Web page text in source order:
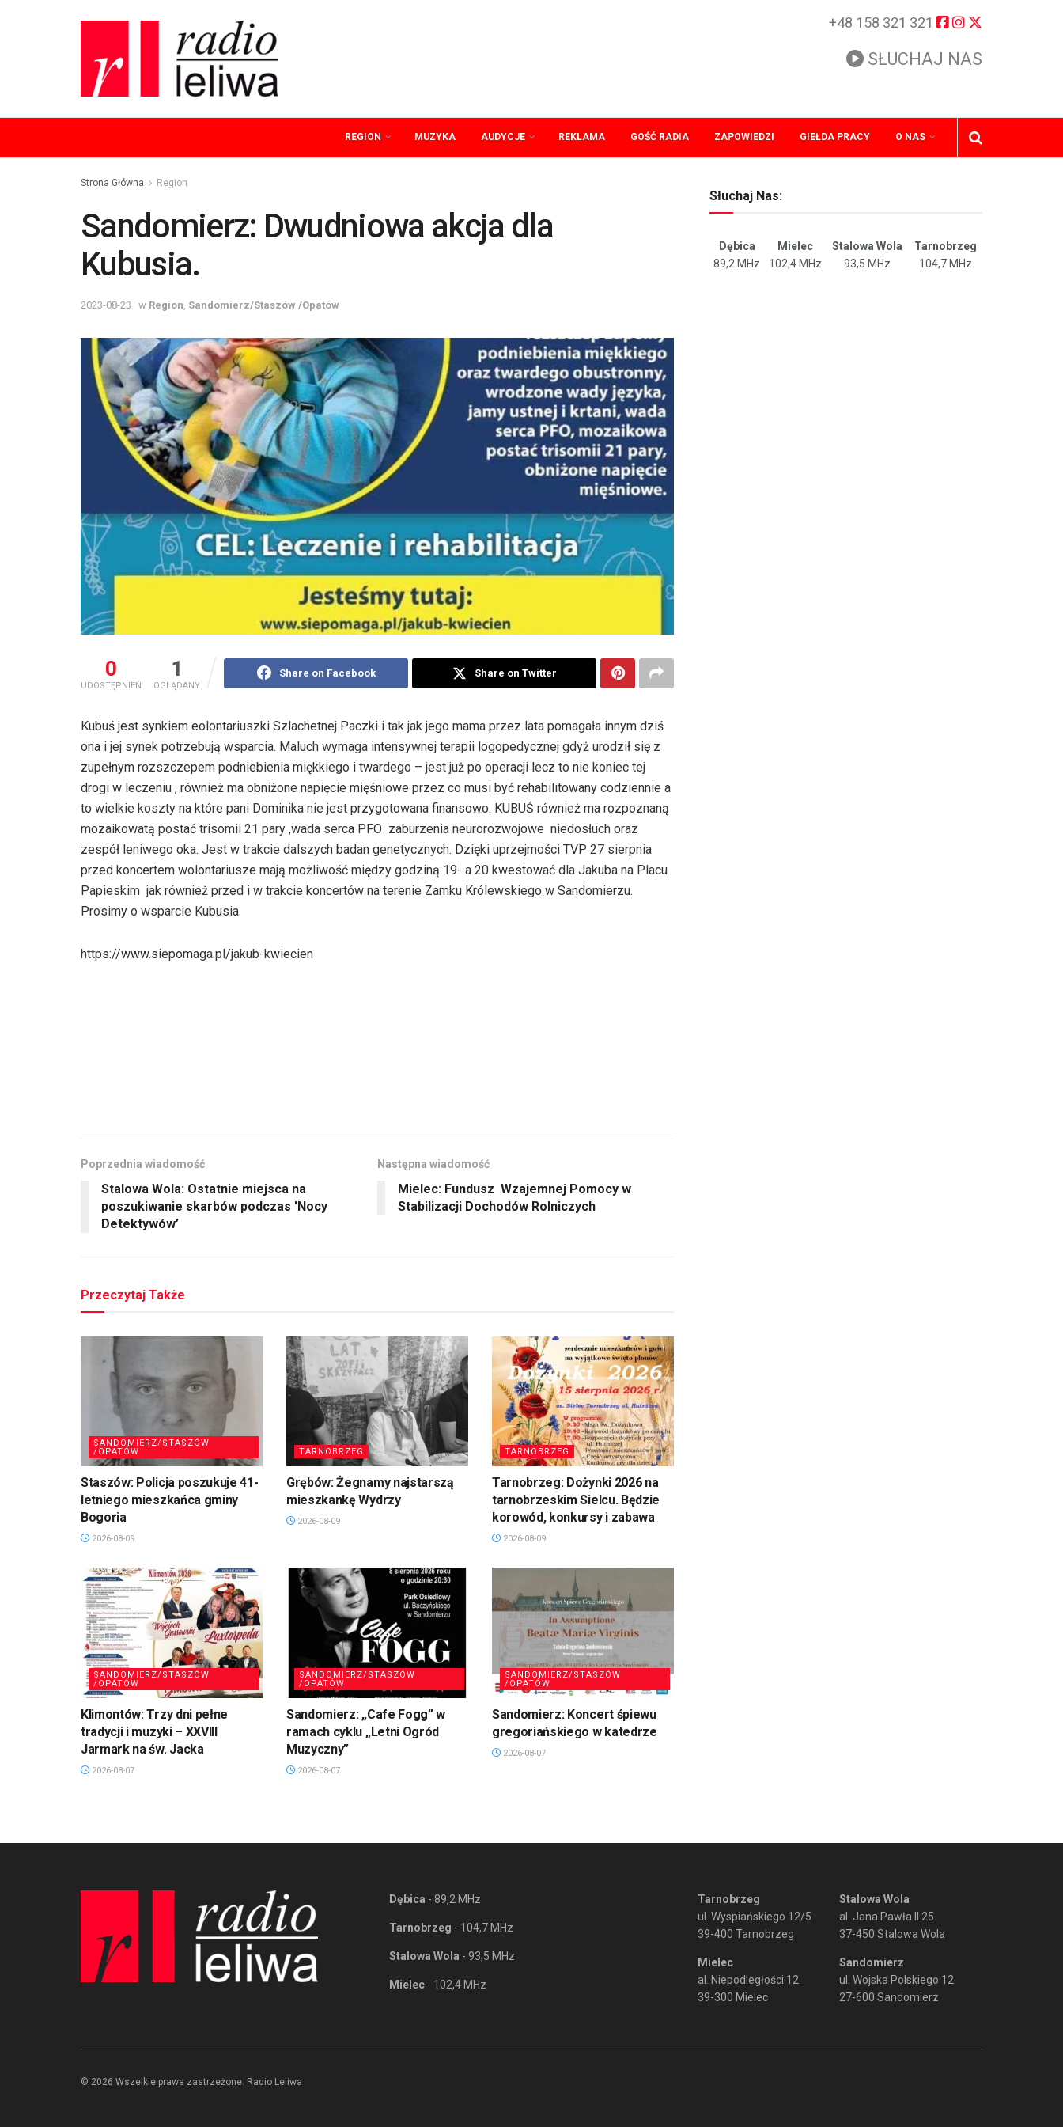
+48 158 321 321
SŁUCHAJ NAS
REGION MUZYKA AUDYCJE REKLAMA GOŚĆ RADIA ZAPOWIEDZI GIEŁDA PRACY O NAS
Strona Główna Region
Sandomierz: Dwudniowa akcja dla
Kubusia.
2023-08-23 w Region Sandomierz/Staszów /Opatów
0
UDOSTĘPNIEŃ
1
OGLĄDANY
Share on Facebook Share on Twitter
Kubuś jest synkiem eolontariuszki Szlachetnej Paczki i tak jak jego mama przez lata pomagała innym dziś
ona i jej synek potrzebują wsparcia. Maluch wymaga intensywnej terapii logopedycznej gdyż urodził się z
zupełnym rozszczepem podniebienia miękkiego i twardego – jest już po operacji lecz to nie koniec tej
drogi w leczeniu , również ma obniżone napięcie mięśniowe przez co musi być rehabilitowany codziennie a
to wielkie koszty na które pani Dominika nie jest przygotowana finansowo. KUBUŚ również ma rozpoznaną
mozaikowatą postać trisomii 21 pary ,wada serca PFO zaburzenia neurorozwojowe niedosłuch oraz
zespół leniwego oka. Jest w trakcie dalszych badan genetycznych. Dzięki uprzejmości TVP 27 sierpnia
przed koncertem wolontariusze mają możliwość między godziną 19- a 20 kwestować dla Jakuba na Placu
Papieskim jak również przed i w trakcie koncertów na terenie Zamku Królewskiego w Sandomierzu.
Prosimy o wsparcie Kubusia.
https://www.siepomaga.pl/jakub-kwiecien
Poprzednia wiadomość
Stalowa Wola: Ostatnie miejsca na
poszukiwanie skarbów podczas 'Nocy
Detektywów’
Następna wiadomość
Mielec: Fundusz Wzajemnej Pomocy w
Stabilizacji Dochodów Rolniczych
Przeczytaj Także
SANDOMIERZ/STASZÓW
/OPATÓW
Staszów: Policja poszukuje 41-
letniego mieszkańca gminy
Bogoria
2026-08-09
TARNOBRZEG
Grębów: Żegnamy najstarszą
mieszkankę Wydrzy
2026-08-09
TARNOBRZEG
Tarnobrzeg: Dożynki 2026 na
tarnobrzeskim Sielcu. Będzie
korowód, konkursy i zabawa
2026-08-09
SANDOMIERZ/STASZÓW
/OPATÓW
Klimontów: Trzy dni pełne
tradycji i muzyki – XXVIII
Jarmark na św. Jacka
2026-08-07
SANDOMIERZ/STASZÓW
/OPATÓW
Sandomierz: „Cafe Fogg” w
ramach cyklu „Letni Ogród
Muzyczny”
2026-08-07
SANDOMIERZ/STASZÓW
/OPATÓW
Sandomierz: Koncert śpiewu
gregoriańskiego w katedrze
2026-08-07
Słuchaj Nas:
Dębica Mielec Stalowa Wola
Tarnobrzeg
89,2 MHz
102,4 MHz 93,5 MHz 104,7 MHz
Dębica - 89,2 MHz
Tarnobrzeg - 104,7 MHz
Stalowa Wola - 93,5 MHz
Mielec - 102,4 MHz
Tarnobrzeg
ul. Wyspiańskiego 12/5
39-400 Tarnobrzeg
Mielec
al. Niepodległości 12
39-300 Mielec
Stalowa Wola
al. Jana Pawła II 25
37-450 Stalowa Wola
Sandomierz
ul. Wojska Polskiego 12
27-600 Sandomierz
© 2026 Wszelkie prawa zastrzeżone. Radio Leliwa